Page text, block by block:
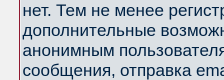
нет. Тем не менее
дополнительные
анонимным
сообщения, отправка